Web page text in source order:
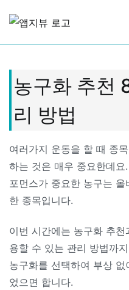
content
농구화 추천
리 방법
여러가지 운동을 할 때 종
하는 것은 매우 중요한데
포먼스가 중요한 농구는
한 종목입니다.
이번 시간에는 농구화 추
용할 수 있는 관리 방법까
농구화를 선택하여 부상
었으면 합니다.